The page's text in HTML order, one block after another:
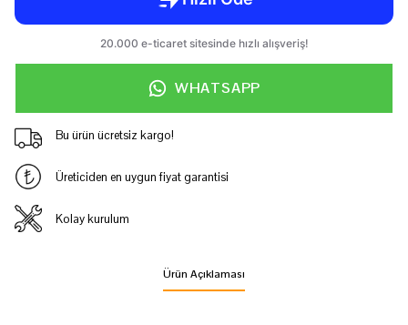
WHATSAPP
Bu ürün ücretsiz kargo!
Üreticiden en uygun fiyat garantisi
Kolay kurulum
Ürün Açıklaması